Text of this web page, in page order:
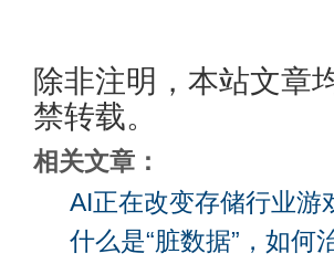
除非注明，本站文章
禁转载。
相关文章：
AI正在改变存储行业游
什么是“脏数据”，如何